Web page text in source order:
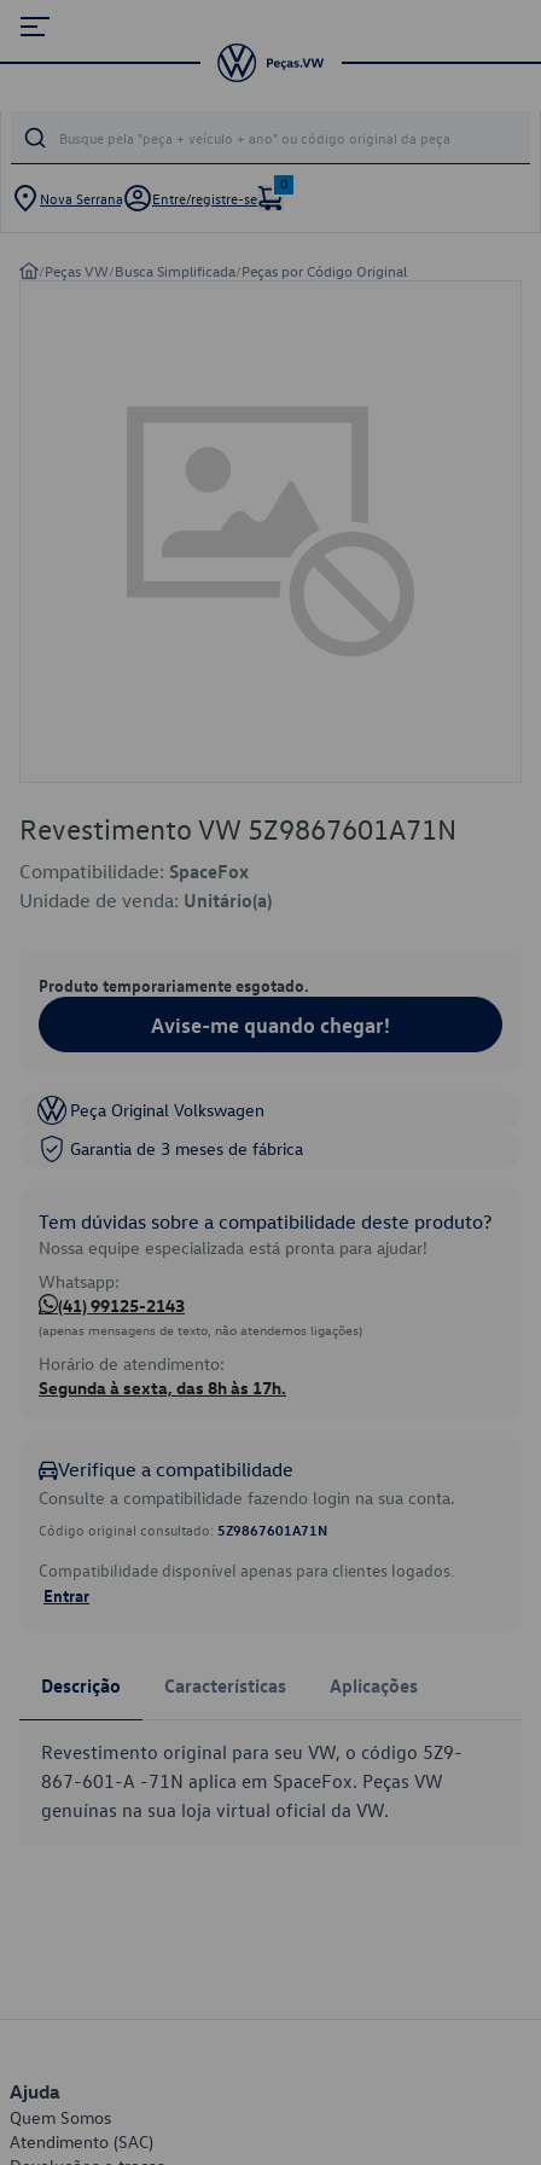
Nova Serrana Entre/registre-se
0
/Peças VW/Busca Simplificada/Peças por Código Original
Revestimento VW 5Z9867601A71N
Compatibilidade: SpaceFox
Unidade de venda: Unitário(a)
Produto temporariamente esgotado.
Avise-me quando chegar!
Peça Original Volkswagen
Garantia de 3 meses de fábrica
Tem dúvidas sobre a compatibilidade deste produto?
Nossa equipe especializada está pronta para ajudar!
Whatsapp:
(41) 99125-2143
(apenas mensagens de texto, não atendemos ligações)
Horário de atendimento:
Segunda à sexta, das 8h às 17h.
Verifique a compatibilidade
Consulte a compatibilidade fazendo login na sua conta.
Código original consultado: 5Z9867601A71N
Compatibilidade disponível apenas para clientes logados.
Entrar
Descrição Características Aplicações
Revestimento original para seu VW, o código 5Z9-
867-601-A -71N aplica em SpaceFox. Peças VW
genuínas na sua loja virtual oficial da VW.
Ajuda
Quem Somos
Atendimento (SAC)